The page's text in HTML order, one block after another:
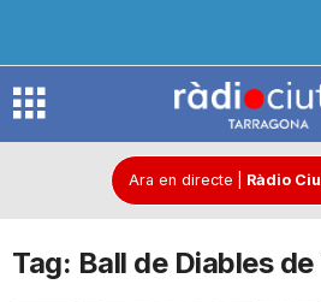
R
d
Ara en directe Ràdio
Tag: Ball de Diables